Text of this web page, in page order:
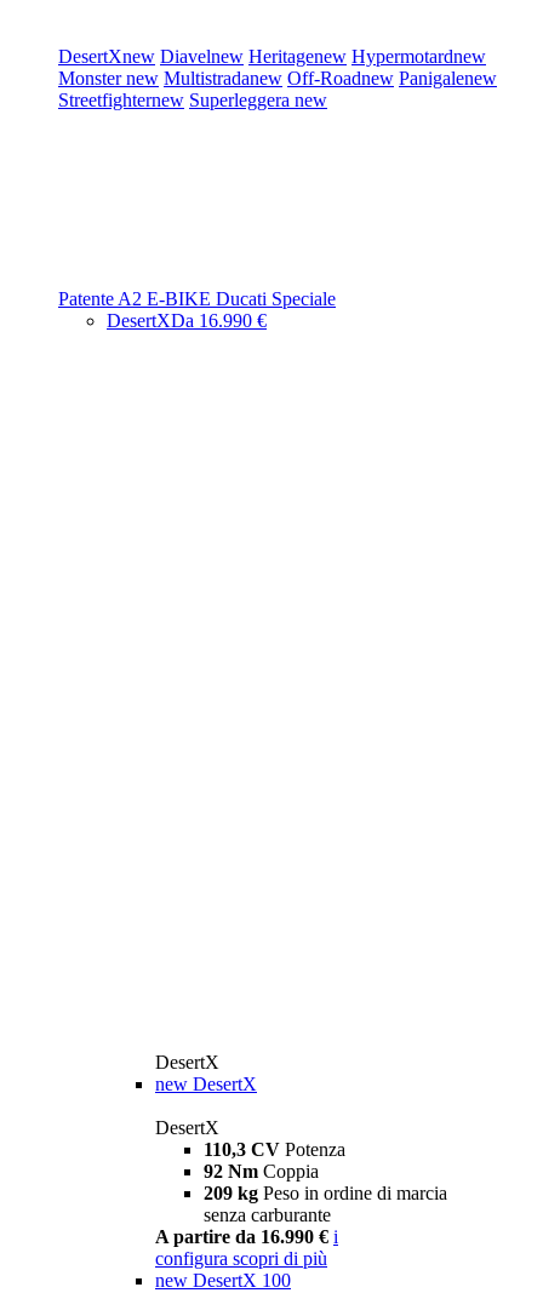
DesertXnew Diavelnew Heritagenew Hypermotardnew
Monsternew Multistradanew Off-Roadnew Panigalenew
Streetfighternew Superleggera new
Patente A2 E-BIKE Ducati Speciale
DesertXDa 16.990 €
DesertX
new DesertX
DesertX
110,3 CV Potenza
92 Nm Coppia
209 kg Peso in ordine di marcia
senza carburante
A partire da 16.990 € i
configura scopri di più
new DesertX 100